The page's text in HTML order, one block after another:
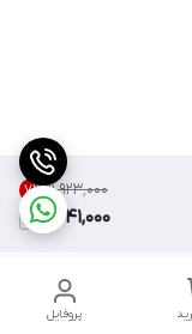
۱۱٬۹۲۳٬۰۰۰ 7%
11,041,000
پروفایل